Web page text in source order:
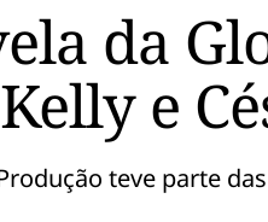
da
e
teve parte